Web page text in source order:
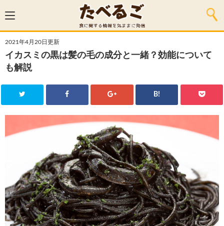
2021年4月20日更新
イカスミの黒は髪の毛の成分と一緒？効能について
も解説
B!